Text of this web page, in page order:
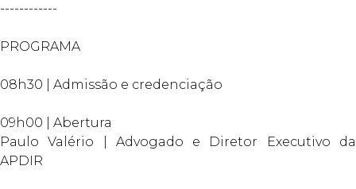
------------
PROGRAMA
08h30 | Admissão e credenciação
09h00 | Abertura
Paulo Valério | Advogado e Diretor Executivo da
APDIR